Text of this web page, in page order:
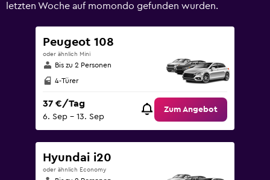
letzten Woche auf momondo gefunden wurden.
Peugeot 108
oder ähnlich Mini
Bis zu 2 Personen
4-Türer
37 €/Tag
6. Sep – 13. Sep
Zum Angebot
Hyundai i20
oder ähnlich Economy